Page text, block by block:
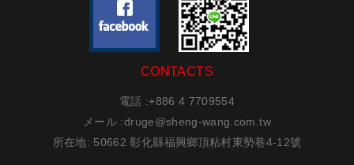
CONTACTS
電話 :+886 4 7709554
メール :druge@sheng-wang.com.tw
所在地: 50662 彰化縣福興鄉頂粘村東勢巷4-12號